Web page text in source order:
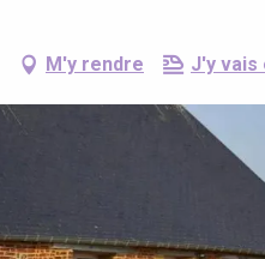
M'y rendre J'y vais